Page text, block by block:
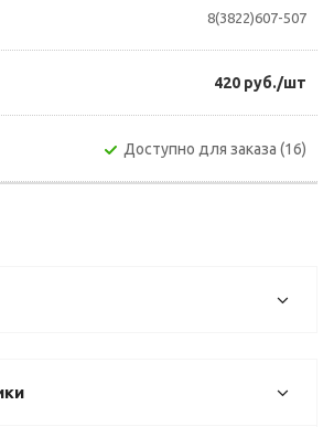
8(3822)607-507
420 руб./шт
Доступно для заказа (16)